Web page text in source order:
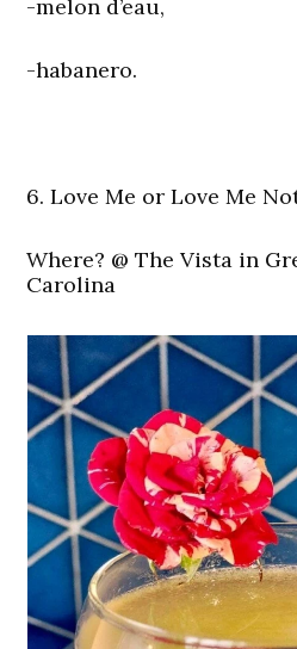
-melon d’eau,
-habanero.
6. Love Me or Love Me
Where? @ The Vista in
Carolina